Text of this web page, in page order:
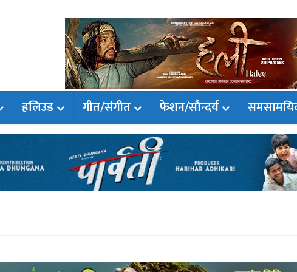
हलिउड गीत/संगीत फेशन/सौन्दर्य